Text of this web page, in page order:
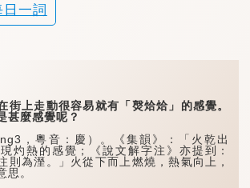
日一詞
上走動很容易就有「㷫烚烚」的感覺。
甚麼感覺呢？
，粵音：慶）。《集韻》：「火乾出
灼熱的感覺；《說文解字注》亦提到：
則為溼。」火從下而上燃燒，熱氣向上，
思。